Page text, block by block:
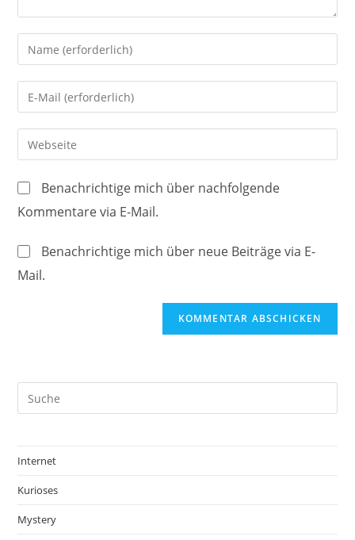
Gib
deinen
Namen
oder
Benutzernamen
zum
ein
Gib
deine
E-
Mail-
zum
Kommentieren
Gib
deine
Website-
URL
ein
Benachrichtige mich über nachfolgende
Kommentare via E-Mail.
Benachrichtige mich über neue Beiträge via E-
Mail.
Internet
Kurioses
Mystery